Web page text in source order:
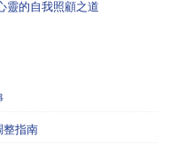
靈的自我照顧之道
整指南